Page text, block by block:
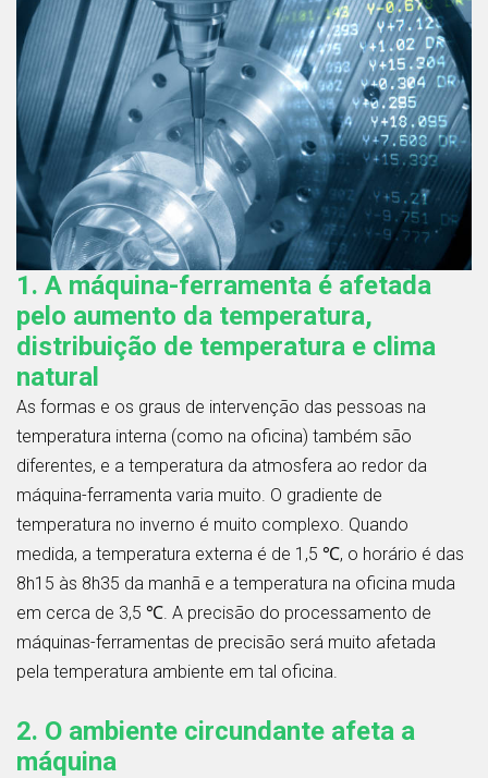
1. A máquina-ferramenta é afetada
pelo aumento da temperatura,
distribuição de temperatura e clima
natural
As formas e os graus de intervenção das pessoas na
temperatura interna (como na oficina) também são
diferentes, e a temperatura da atmosfera ao redor da
máquina-ferramenta varia muito. O gradiente de
temperatura no inverno é muito complexo. Quando
medida, a temperatura externa é de 1,5 ℃, o horário é das
8h15 às 8h35 da manhã e a temperatura na oficina muda
em cerca de 3,5 ℃. A precisão do processamento de
máquinas-ferramentas de precisão será muito afetada
pela temperatura ambiente em tal oficina.
2. O ambiente circundante afeta a
máquina